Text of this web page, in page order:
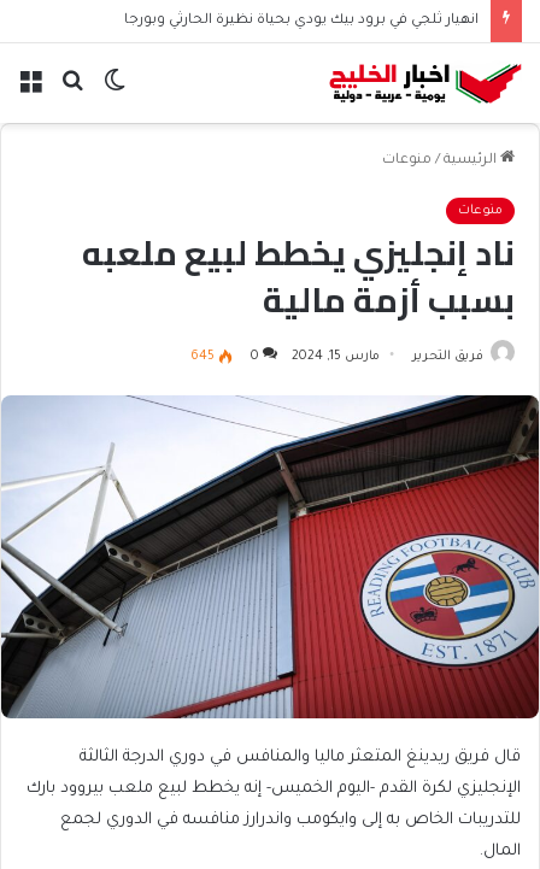
انهيار ثلجي في برود بيك يودي بحياة نظيرة الحارثي وبورجا
بحث الوضع
الرئيسية / منوعات
منوعات
ناد إنجليزي يخطط لبيع ملعبه
بسبب أزمة مالية
فريق التحرير مارس 15, 2024 0
645
قال فريق ريدينغ المتعثر ماليا والمنافس في دوري الدرجة الثالثة
الإنجليزي لكرة القدم -اليوم الخميس- إنه يخطط لبيع ملعب بيروود بارك
للتدريبات الخاص به إلى وايكومب واندرارز منافسه في الدوري لجمع
المال.